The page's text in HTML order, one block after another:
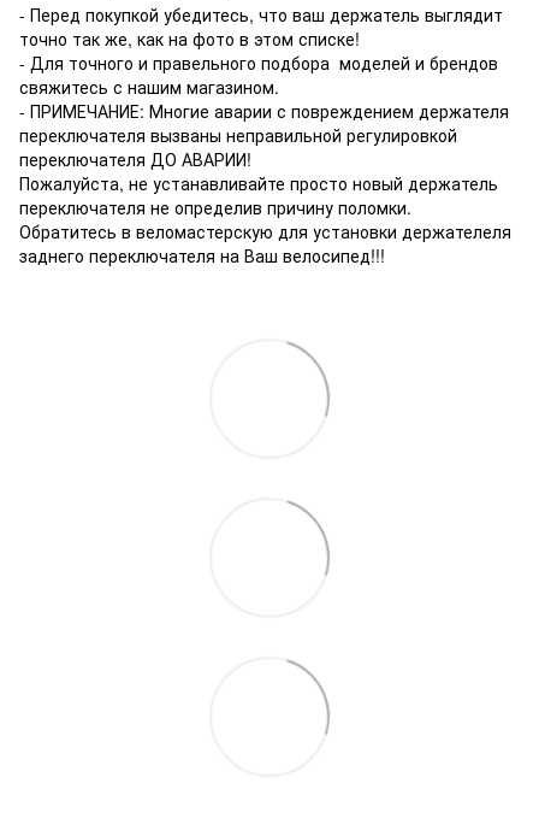
- Перед покупкой убедитесь, что ваш держатель выглядит
точно так же, как на фото в этом списке!
- Для точного и правельного подбора моделей и брендов
свяжитесь с нашим магазином.
- ПРИМЕЧАНИЕ: Многие аварии с повреждением держателя
переключателя вызваны неправильной регулировкой
переключателя ДО АВАРИИ!
Пожалуйста, не устанавливайте просто новый держатель
переключателя не определив причину поломки.
Обратитесь в веломастерскую для установки держателеля
заднего переключателя на Ваш велосипед!!!